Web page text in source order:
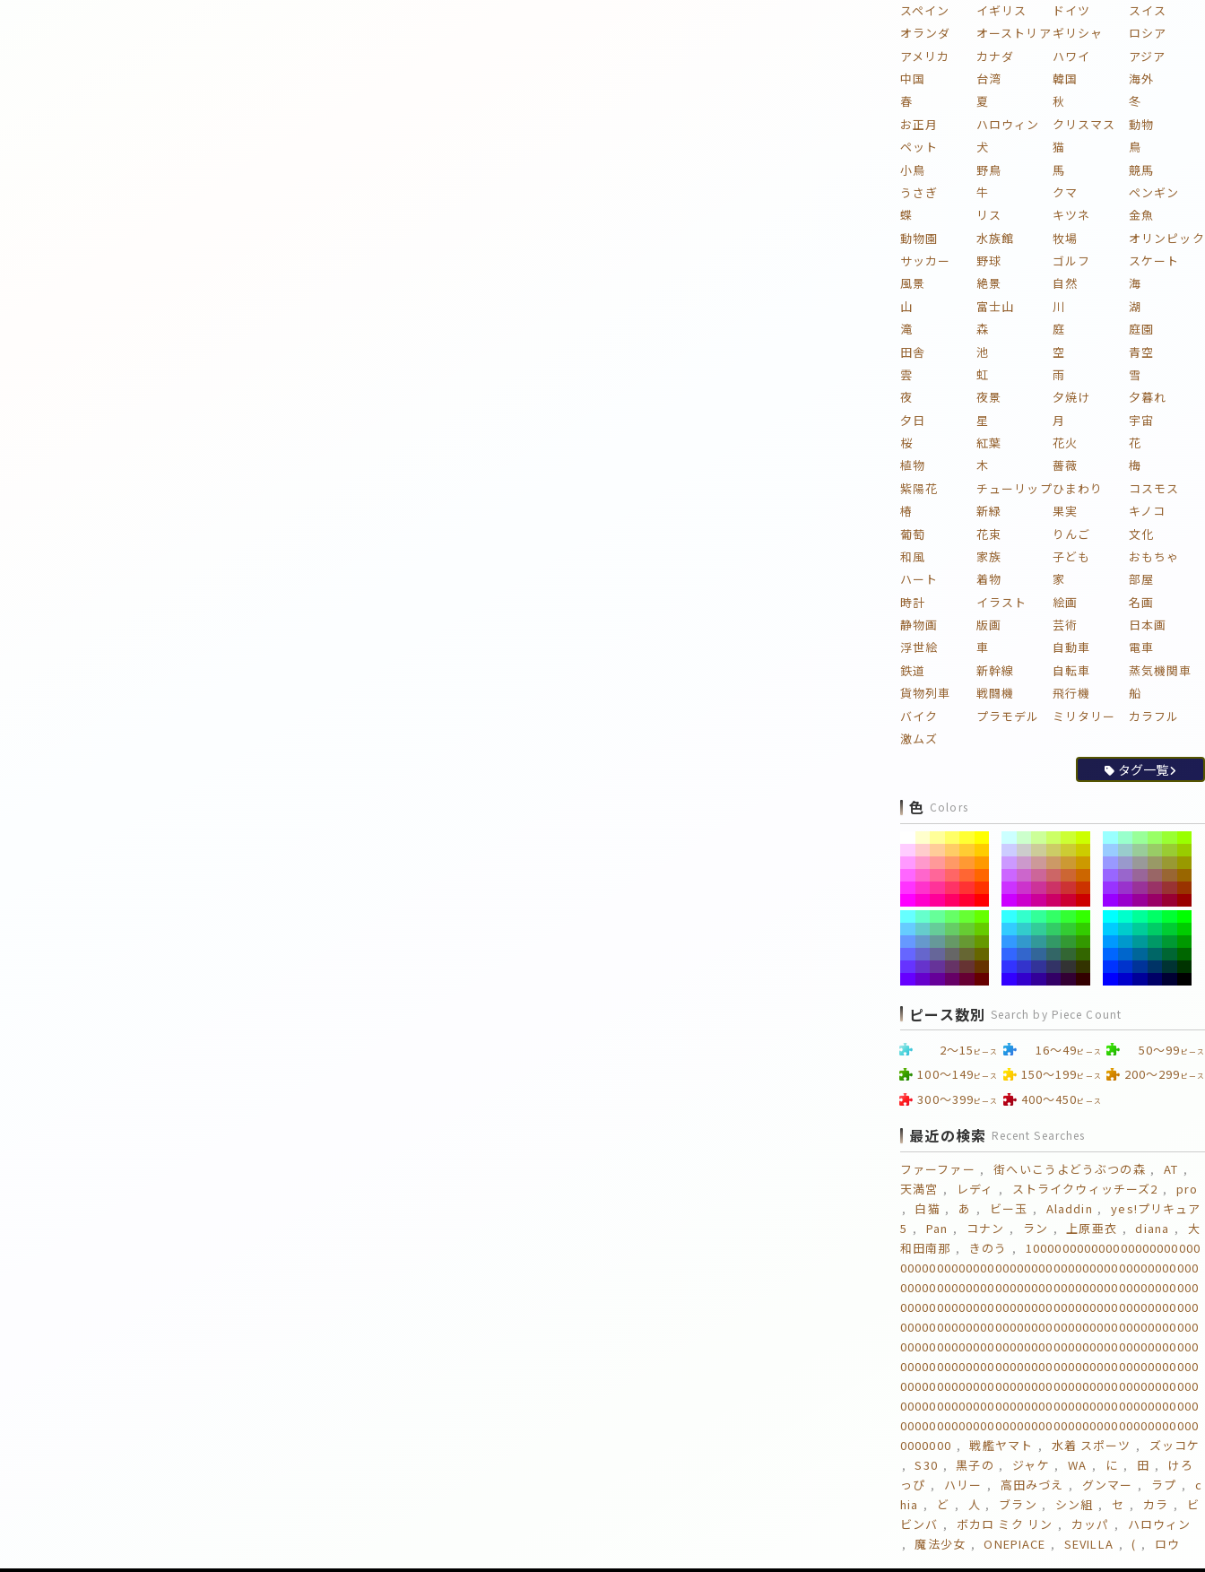
スペイン
イギリス ドイツ
スイス
オランダ
オーストリア ギリシャ
ロシア
アメリカ
カナダ ハワイ
アジア
中国
台湾 韓国
海外
春
夏 秋
冬
お正月
ハロウィン クリスマス
動物
ペット
犬 猫
鳥
小鳥
野鳥 馬
競馬
うさぎ
牛 クマ
ペンギン
蝶
リス キツネ
金魚
動物園
水族館 牧場
オリンピック
サッカー
野球 ゴルフ
スケート
風景
絶景 自然
海
山
富士山 川
湖
滝
森 庭
庭園
田舎
池 空
青空
雲
虹 雨
雪
夜
夜景 夕焼け
夕暮れ
夕日
星 月
宇宙
桜
紅葉 花火
花
植物
木 薔薇
梅
紫陽花
チューリップひまわり
コスモス
椿
新緑 果実
キノコ
葡萄
花束 りんご
文化
和風
家族 子ども
おもちゃ
ハート
着物 家
部屋
時計
イラスト 絵画
名画
静物画
版画 芸術
日本画
浮世絵
車 自動車
電車
鉄道
新幹線 自転車
蒸気機関車
貨物列車
戦闘機 飛行機
船
バイク
プラモデル ミリタリー
カラフル
激ムズ
タグ一覧
色 Colors
ピース数別 Search by Piece Count
2～15 ピース 16～49ピース 50～99 ピース
100～149ピース 150～199ピース 200～299 ピース
300～399ピース 400～450ピース
最近の検索 Recent Searches
ファーファー 街へいこうよどうぶつの森
AT
天満宮
レディ ストライクウィッチーズ2
pro
白猫
あ ビー玉 Aladdin
yes!プリキュア
5
Pan コナン ラン 上原亜衣 diana
大
和田南那
きのう
100000000000000000000000
00000000000000000000000000000000000000000
00000000000000000000000000000000000000000
00000000000000000000000000000000000000000
00000000000000000000000000000000000000000
00000000000000000000000000000000000000000
00000000000000000000000000000000000000000
00000000000000000000000000000000000000000
00000000000000000000000000000000000000000
00000000000000000000000000000000000000000
0000000
戦艦ヤマト 水着 スポーツ
ズッコケ
S30
黒子の ジャケ WA に 田
けろ
っぴ
ハリー 高田みづえ グンマー ラプ
c
hia
ど 人 ブラン シン組 セ カラ
ビ
ビンバ
ボカロ ミク リン カッパ
ハロウィン
魔法少女
ONEPIACE SEVILLA ( ロウ